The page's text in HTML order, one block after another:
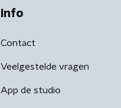
Info
Contact
Veelgestelde vragen
App de studio